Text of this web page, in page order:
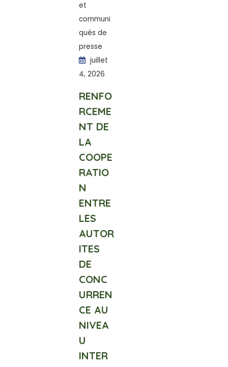
et
communi
qués de
presse
juillet
4, 2026
RENFO
RCEME
NT DE
LA
COOPE
RATIO
N
ENTRE
LES
AUTOR
ITES
DE
CONC
URREN
CE AU
NIVEA
U
INTER